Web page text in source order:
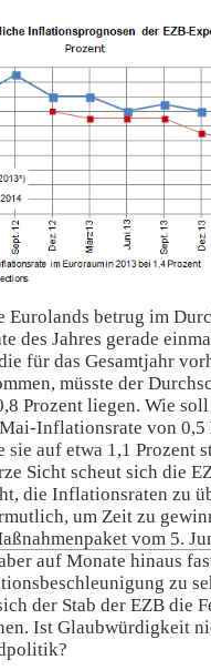
Eurolands betrug im
des Jahres gerade
für das Gesamtjahr
müsste der
Prozent liegen. Wie soll
Inflationsrate von 0,5
sie auf etwa 1,1 Prozent
Sicht scheut sich die
die Inflationsraten zu
um Zeit zu
vom 5.
auf Monate hinaus
zu
der Stab der EZB die
Ist Glaubwürdigkeit